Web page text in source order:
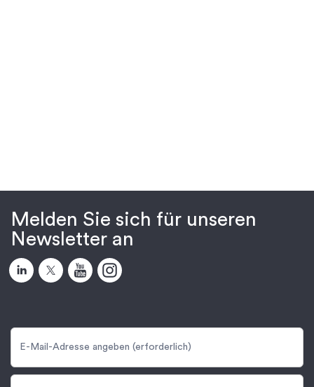
Melden Sie sich für unseren
Newsletter an